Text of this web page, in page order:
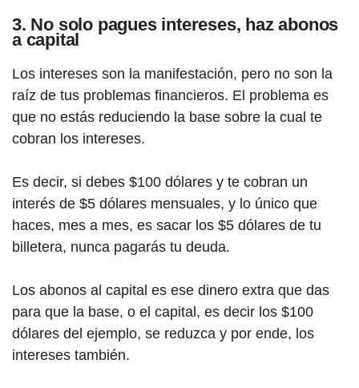
3. No solo pagues intereses, haz abonos
a capital
Los intereses son la manifestación, pero no son la
raíz de tus problemas financieros. El problema es
que no estás reduciendo la base sobre la cual te
cobran los intereses.
Es decir, si debes $100 dólares y te cobran un
interés de $5 dólares mensuales, y lo único que
haces, mes a mes, es sacar los $5 dólares de tu
billetera, nunca pagarás tu deuda.
Los abonos al capital es ese dinero extra que das
para que la base, o el capital, es decir los $100
dólares del ejemplo, se reduzca y por ende, los
intereses también.